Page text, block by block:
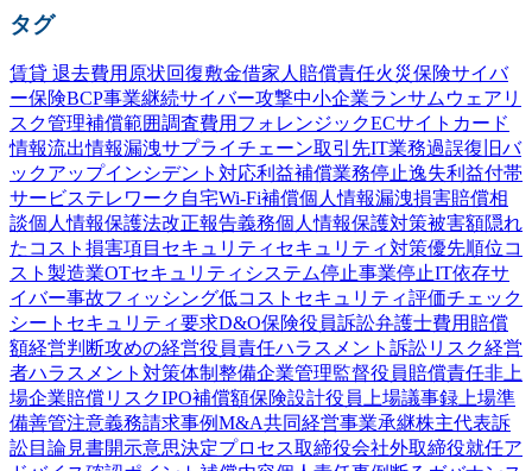
タグ
賃貸 退去費用 原状回復敷金借家人賠償責任火災保険サイバ
ー保険BCP事業継続サイバー攻撃中小企業ランサムウェア リ
スク管理補償範囲調査費用 フォレンジックECサイト カード
情報流出情報漏洩サプライチェーン取引先IT業務過誤復旧バ
ックアップインシデント対応利益補償業務停止逸失利益付帯
サービステレワーク 自宅Wi-Fi補償個人情報漏洩損害賠償相
談個人情報保護法改正報告義務個人情報保護対策被害額隠れ
たコスト 損害項目 セキュリティ セキュリティ対策優先順位コ
スト 製造業OTセキュリティ システム停止事業停止IT依存サ
イバー事故フィッシング低コスト セキュリティ評価チェック
シート セキュリティ要求D&O保険役員訴訟弁護士費用 賠償
額経営判断攻めの経営役員責任ハラスメント 訴訟リスク経営
者ハラスメント対策体制整備企業管理監督役員賠償責任非上
場企業賠償リスクIPO補償額保険設計役員 上場議事録 上場準
備善管注意義務請求事例M&A共同経営事業承継株主代表訴
訟目論見書開示意思決定プロセス取締役会社外取締役就任ア